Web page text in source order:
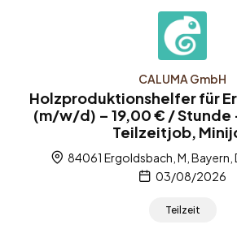
CALUMA GmbH
Holzproduktionshelfer für
(m/w/d) – 19,00 € /
Teilzeitjob,
84061 Ergoldsbach, M, Bayern,
03/08/2026
Teilzeit